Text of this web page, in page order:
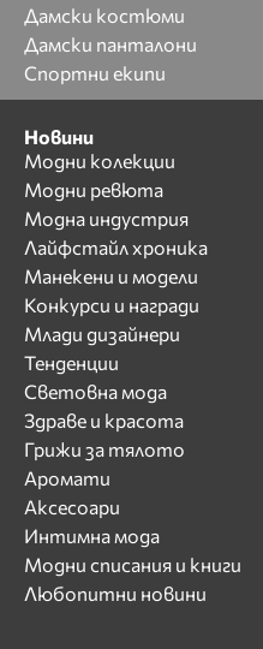
Дамски костюми
Дамски панталони
Спортни екипи
Новини
Модни колекции
Модни ревюта
Модна индустрия
Лайфстайл хроника
Манекени и модели
Конкурси и награди
Млади дизайнери
Тенденции
Световна мода
Здраве и красота
Грижи за тялото
Аромати
Аксесоари
Интимна мода
Модни списания и книги
Любопитни новини